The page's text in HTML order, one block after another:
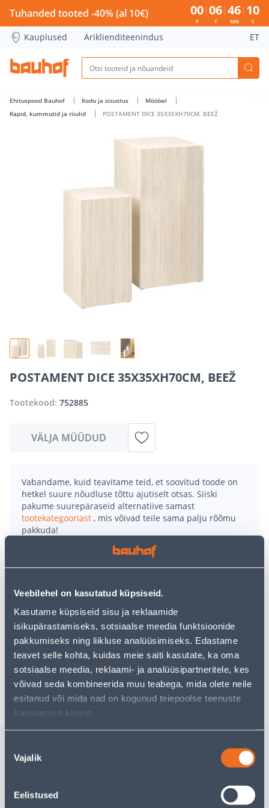
Veebilehel on kasutatud küpsiseid.
Kasutame küpsiseid sisu ja reklaamide
isikupärastamiseks, sotsiaalse meedia funktsioonide
pakkumiseks ning liikluse analüüsimiseks. Edastame
teavet selle kohta, kuidas meie saiti kasutate, ka oma
sotsiaalse meedia, reklaami- ja analüüsipartneritele, kes
võivad seda kombineerida muu teabega, mida olete neile
esitanud või mida nad on kogunud teiepoolse teenuste
kasutamise käigus.
valik
Vajalik
Eelistused
POSTAMENT DICE 35X35XH70CM, BEEŽ - Bauhof has loaded
Tuhanded tooted -40% (al 10€) 00
P
06
T
46
MIN
09
S
Kauplused Äriklienditeenindus ET
Ehituspood Bauhof Kodu ja sisustus
Mööbel
Kapid, kummutid ja riiulid
POSTAMENT DICE 35X35XH70CM, BEEŽ
POSTAMENT DICE 35X35XH70CM, BEEŽ
Tootekood: 752885
VÄLJA MÜÜDUD
Vabandame, kuid teavitame teid, et soovitud toode on
hetkel suure nõudluse tõttu ajutiselt otsas. Siiski
pakume suurepäraseid alternatiive samast
tootekategooriast , mis võivad teile sama palju rõõmu
pakkuda!
uurimistööd saate jätkata, naastes
kasutades meie võimsat otsingufunktsiooni, et leida
• 14-päevane tagastusõigus.
• HANKIJA LAOST TELLITAV TOODE
Tarne pole võimalik
57 .32 €